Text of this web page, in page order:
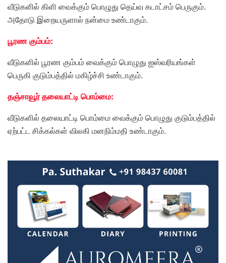
வீடுகளில் கிளி வைக்கும் பொழுது தெய்வ கடாட்சம் பெருகும்.
அதோடு இறையருளால் நன்மை உண்டாகும்.
பூரண கும்பம்:
வீடுகளில் பூரண கும்பம் வைக்கும் பொழுது ஐஸ்வரியங்கள்
பெருகி குடும்பத்தில் மகிழ்ச்சி உண்டாகும்.
தஞ்சாவூர் தலையாட்டி பொம்மை:
வீடுகளில் தலையாட்டி பொம்மை வைக்கும் பொழுது குடும்பத்தில்
ஏற்பட்ட சிக்கல்கள் விலகி மனநிம்மதி உண்டாகும்.